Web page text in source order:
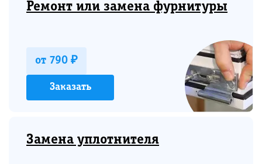
Ремонт или замена фурнитуры
от 790 ₽
Заказать
Замена уплотнителя